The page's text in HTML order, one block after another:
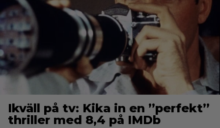
Ikväll på tv: Kika in en ”perfekt”
thriller med 8,4 på IMDb